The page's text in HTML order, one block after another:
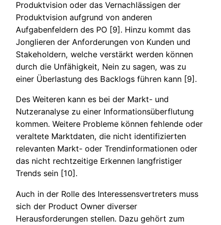
Produktvision oder das Vernachlässigen der
Produktvision aufgrund von anderen
Aufgabenfeldern des PO [9]. Hinzu kommt das
Jonglieren der Anforderungen von Kunden und
Stakeholdern, welche verstärkt werden können
durch die Unfähigkeit, Nein zu sagen, was zu
einer Überlastung des Backlogs führen kann [9].
Des Weiteren kann es bei der Markt- und
Nutzeranalyse zu einer Informationsüberflutung
kommen. Weitere Probleme können fehlende oder
veraltete Marktdaten, die nicht identifizierten
relevanten Markt- oder Trendinformationen oder
das nicht rechtzeitige Erkennen langfristiger
Trends sein [10].
Auch in der Rolle des Interessensvertreters muss
sich der Product Owner diverser
Herausforderungen stellen. Dazu gehört zum